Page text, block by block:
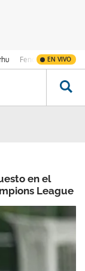
Fenómeno de El
EN VIVO
en el
League